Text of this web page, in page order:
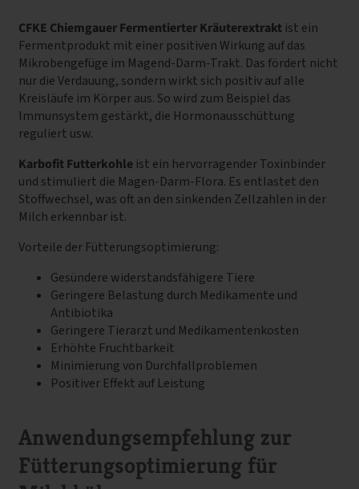
CFKE Chiemgauer Fermentierter Kräuterextrakt ist ein
Fermentprodukt mit einer positiven Wirkung auf das
Mikrobengefüge im Magend-Darm-Trakt. Das fördert nicht
nur die Verdauung, sondern wirkt sich positiv auf alle
Kreisläufe im Körper aus. So wird zum Beispiel das
Immunsystem gestärkt, die Hormonausschüttung
reguliert usw.
Karbofit Futterkohle ist ein hervorragender Toxinbinder
und stimuliert die Magen-Darm-Flora. Es entlastet den
Stoffwechsel, was oft an den sinkenden Zellzahlen in der
Milch erkennbar ist.
Vorteile der Fütterungsoptimierung:
Gesündere widerstandsfähigere Tiere
Geringere Belastung durch Medikamente und
Antibiotika
Geringere Tierarzt und Medikamentenkosten
Erhöhte Fruchtbarkeit
Minimierung von Durchfallproblemen
Positiver Effekt auf Leistung
Anwendungsempfehlung zur
Fütterungsoptimierung für